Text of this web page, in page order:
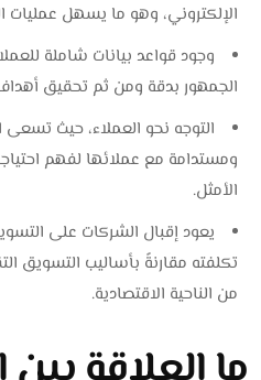
الإلكتروني، وهو ما يسهل عمليات
وجود قواعد بيانات شاملة
الجمهور بدقة ومن ثم تحقيق
التوجه نحو العملاء، حيث تسعى
ومستدامة مع عملائها لفهم
الأمثل.
يعود إقبال الشركات على
تكلفته مقارنةً بأساليب التسويق
من الناحية الاقتصادية.